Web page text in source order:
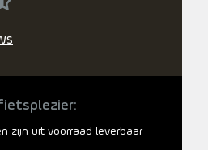
zijn uit voorraad leverbaar